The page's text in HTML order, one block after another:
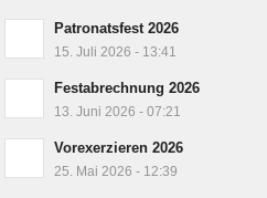
Patronatsfest 2026
15. Juli 2026 - 13:41
Festabrechnung 2026
13. Juni 2026 - 07:21
Vorexerzieren 2026
25. Mai 2026 - 12:39